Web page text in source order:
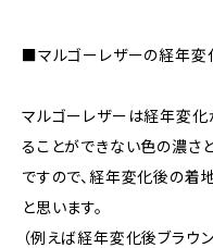
■マルゴーレザーの経年変
マルゴーレザーは経年変
ることができない色の濃さ
ですので、経年変化後の着
と思います。
（例えば経年変化後ブラウ